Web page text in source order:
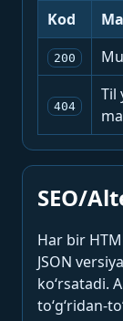
Kod
200
404
Til
SEO/
Har bir
JSON
ko‘rsatadi.
to‘g‘ridan-